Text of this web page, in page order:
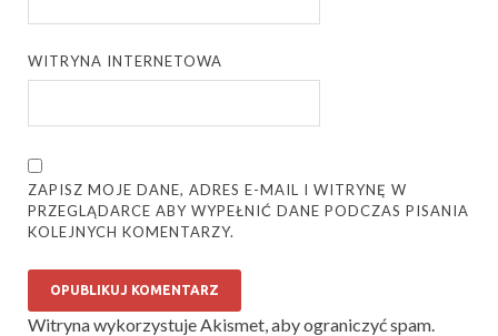
WITRYNA INTERNETOWA
ZAPISZ MOJE DANE, ADRES E-MAIL I WITRYNĘ W
PRZEGLĄDARCE ABY WYPEŁNIĆ DANE PODCZAS PISANIA
KOLEJNYCH KOMENTARZY.
Witryna wykorzystuje Akismet, aby ograniczyć spam.